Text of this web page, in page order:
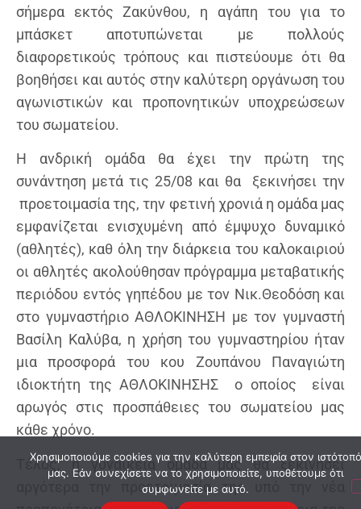
σήμερα εκτός Ζακύνθου, η αγάπη του για το
μπάσκετ αποτυπώνεται με πολλούς
διαφορετικούς τρόπους και πιστεύουμε ότι θα
βοηθήσει και αυτός στην καλύτερη οργάνωση του
αγωνιστικών και προπονητικών υποχρεώσεων
του σωματείου.
Η ανδρική ομάδα θα έχει την πρώτη της
συνάντηση μετά τις 25/08 και θα ξεκινήσει την
προετοιμασία της, την φετινή χρονιά η ομάδα μας
εμφανίζεται ενισχυμένη από έμψυχο δυναμικό
(αθλητές), καθ όλη την διάρκεια του καλοκαιριού
οι αθλητές ακολούθησαν πρόγραμμα μεταβατικής
περιόδου εντός γηπέδου με τον Νικ.Θεοδόση και
στο γυμναστήριο ΑΘΛΟΚΙΝΗΣΗ με τον γυμναστή
Βασίλη Καλύβα, η χρήση του γυμναστηρίου ήταν
μια προσφορά του κου Ζουπάνου Παναγιώτη
ιδιοκτήτη της ΑΘΛΟΚΙΝΗΣΗΣ ο οποίος είναι
αρωγός στις προσπάθειες του σωματείου μας
κάθε χρόνο.
Τέλος, η γυναικεία ομάδα μας θα ξεκινήσει
αργότερα την προετοιμασία της υπό την νέα
Χρησιμοποιούμε cookies για την καλύτερη εμπειρία στον ιστότοπό
μας. Εάν συνεχίσετε να το χρησιμοποιείτε, υποθέτουμε ότι
συμφωνείτε με αυτό.